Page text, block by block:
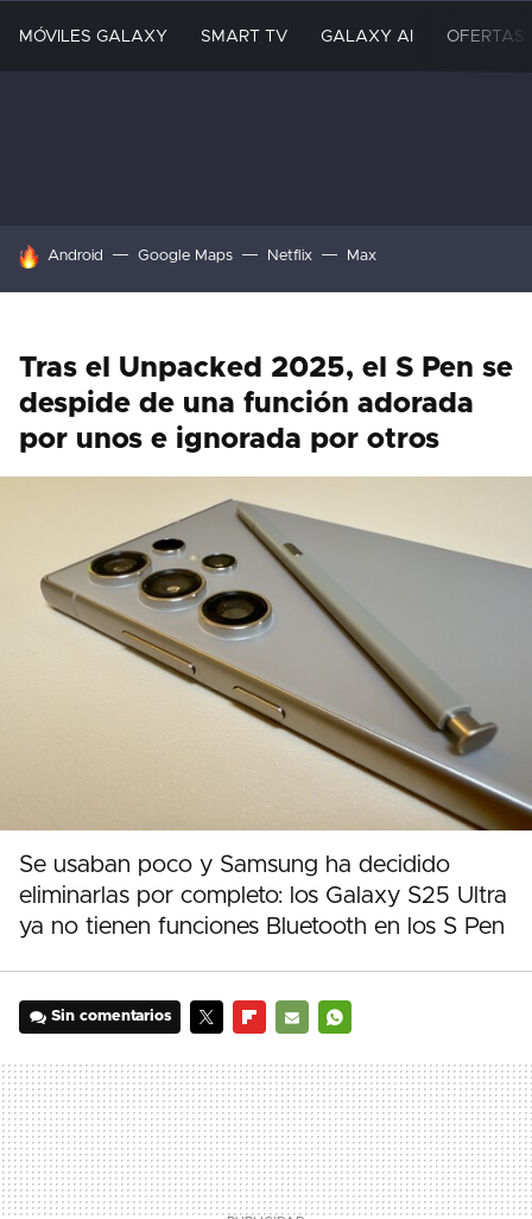
MÓVILES GALAXY SMART TV GALAXY AI OFERTAS
HOY SE HABLA DE
Android Google Maps Netflix Max
Tras el Unpacked 2025, el S Pen se
despide de una función adorada
por unos e ignorada por otros
Se usaban poco y Samsung ha decidido
eliminarlas por completo: los Galaxy S25 Ultra
ya no tienen funciones Bluetooth en los S Pen
Sin comentarios
MAIL